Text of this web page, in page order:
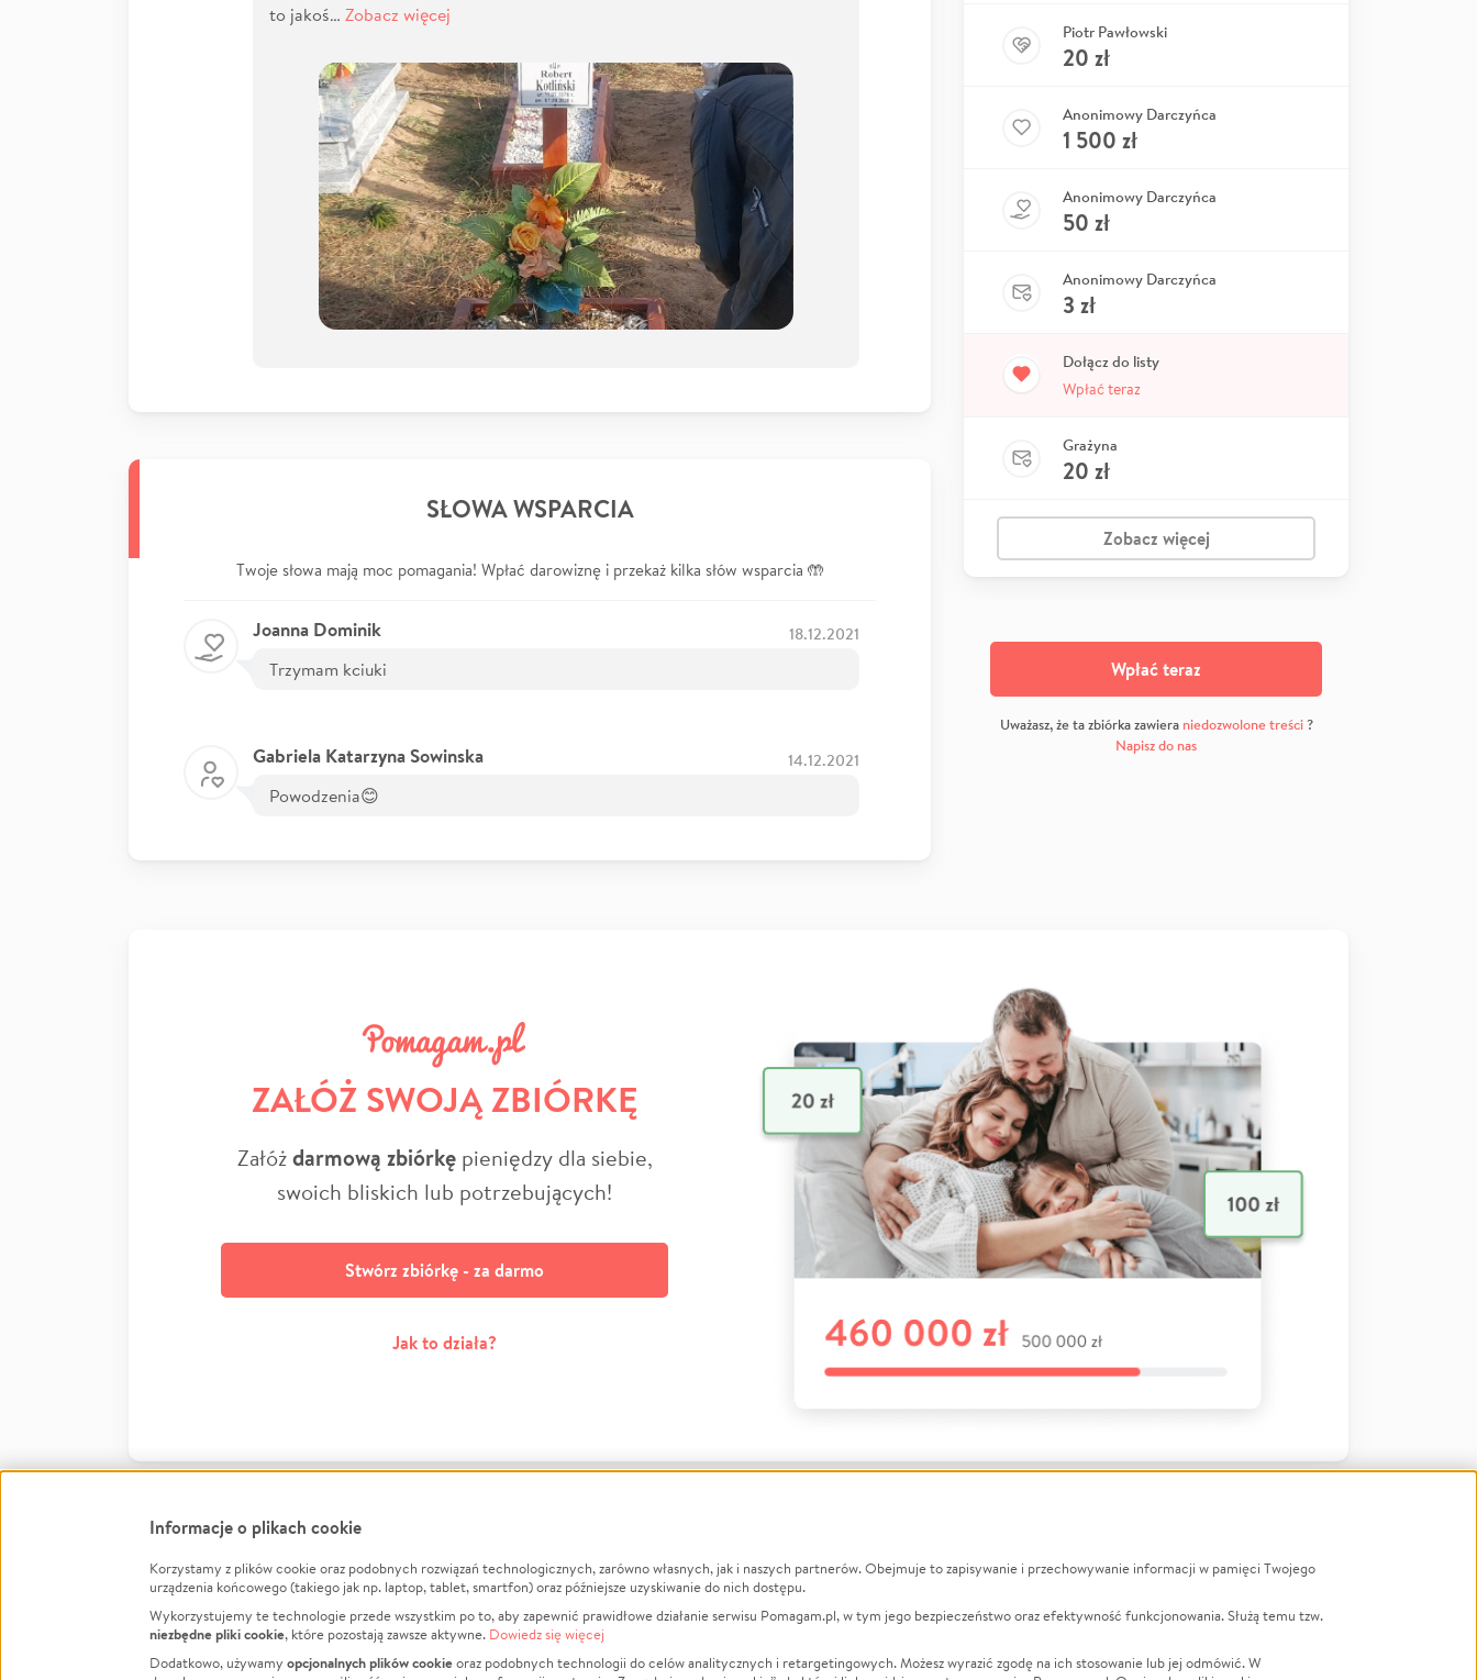
to jakoś… Zobacz więcej
SŁOWA WSPARCIA
Twoje słowa mają moc pomagania! Wpłać darowiznę i przekaż kilka słów wsparcia 🤲
Joanna Dominik 18.12.2021
Trzymam kciuki
Gabriela Katarzyna Sowinska 14.12.2021
Powodzenia😊
Piotr Pawłowski
20 zł
Anonimowy Darczyńca
1 500 zł
Anonimowy Darczyńca
50 zł
Anonimowy Darczyńca
3 zł
Dołącz do listy
Wpłać teraz
Grażyna
20 zł
Zobacz więcej
Wpłać teraz
Uważasz, że ta zbiórka zawiera niedozwolone treści?
Napisz do nas
ZAŁÓŻ SWOJĄ ZBIÓRKĘ
Załóżdarmową zbiórkępieniędzy dla siebie,
swoich bliskich lub potrzebujących!
Stwórz zbiórkę - za darmo
Jak to działa?
FacebookTwitter Instagram
Informacje
Jak to działa?
Regulamin
O nas
Opinie
Raporty
Zbieraj na
Leczenie
Zwierzęta
LGBTQ+
Powódź
Informacje o plikach cookie
Korzystamy z plików cookie oraz podobnych rozwiązań technologicznych, zarówno własnych, jak i naszych partnerów. Obejmuje to zapisywanie i przechowywanie informacji w pamięci Twojego
urządzenia końcowego (takiego jak np. laptop, tablet, smartfon) oraz późniejsze uzyskiwanie do nich dostępu.
Wykorzystujemy te technologie przede wszystkim po to, aby zapewnić prawidłowe działanie serwisu Pomagam.pl, w tym jego bezpieczeństwo oraz efektywność funkcjonowania. Służą temu tzw.
niezbędne pliki cookie, które pozostają zawsze aktywne. Dowiedz się więcej
Dodatkowo, używamy opcjonalnych plików cookieoraz podobnych technologii do celów analitycznych i retargetingowych. Możesz wyrazić zgodę na ich stosowanie lub jej odmówić. W